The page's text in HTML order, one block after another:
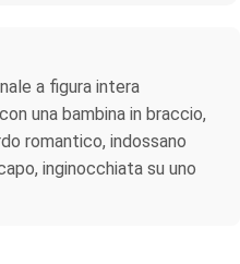
a figura intera
una bambina in braccio,
romantico, indossano
inginocchiata su uno